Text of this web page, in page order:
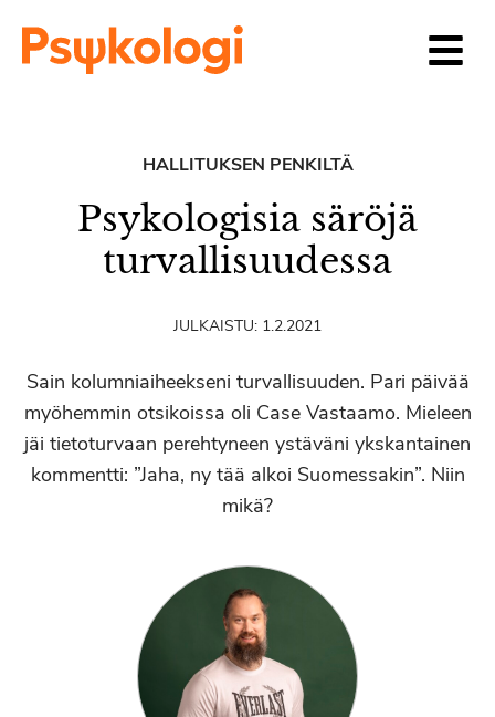
HALLITUKSEN PENKILTÄ
Psykologisia säröjä
turvallisuudessa
JULKAISTU: 1.2.2021
Sain kolumniaiheekseni turvallisuuden. Pari päivää
myöhemmin otsikoissa oli Case Vastaamo. Mieleen
jäi tietoturvaan perehtyneen ystäväni ykskantainen
kommentti: ”Jaha, ny tää alkoi Suomessakin”. Niin
mikä?